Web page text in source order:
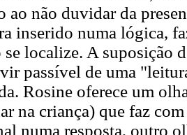
ao não duvidar da
inserido numa lógica,
se localize. A suposição
passível de uma
Rosine oferece um
na criança) que faz
numa resposta, outro